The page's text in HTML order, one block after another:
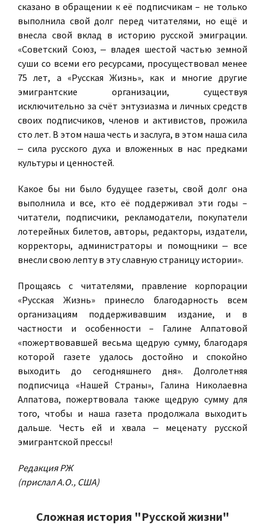
сказано в обращении к её подписчикам – не только
выполнила свой долг перед читателями, но ещё и
внесла свой вклад в историю русской эмиграции.
«Советский Союз, ‒ владея шестой частью земной
суши со всеми его ресурсами, просуществовал менее
75 лет, а «Русская Жизнь», как и многие другие
эмигрантские организации, существуя
исключительно за счёт энтузиазма и личных средств
своих подписчиков, членов и активистов, прожила
сто лет. В этом наша честь и заслуга, в этом наша сила
‒ сила русского духа и вложенных в нас предками
культуры и ценностей.
Какое бы ни было будущее газеты, свой долг она
выполнила и все, кто её поддерживал эти годы –
читатели, подписчики, рекламодатели, покупатели
лотерейных билетов, авторы, редакторы, издатели,
корректоры, администраторы и помощники ‒ все
внесли свою лепту в эту славную страницу истории».
Прощаясь с читателями, правление корпорации
«Русская Жизнь» принесло благодарность всем
организациям поддерживавшим издание, и в
частности и особенности – Галине Алпатовой
«пожертвовавшей весьма щедрую сумму, благодаря
которой газете удалось достойно и спокойно
выходить до сегодняшнего дня». Долголетняя
подписчица «Нашей Страны», Галина Николаевна
Алпатова, пожертвовала также щедрую сумму для
того, чтобы и наша газета продолжала выходить
дальше. Честь ей и хвала ‒ меценату русской
эмигрантской прессы!
Редакция РЖ
(прислал А.О., США)
Сложная история "Русской жизни"